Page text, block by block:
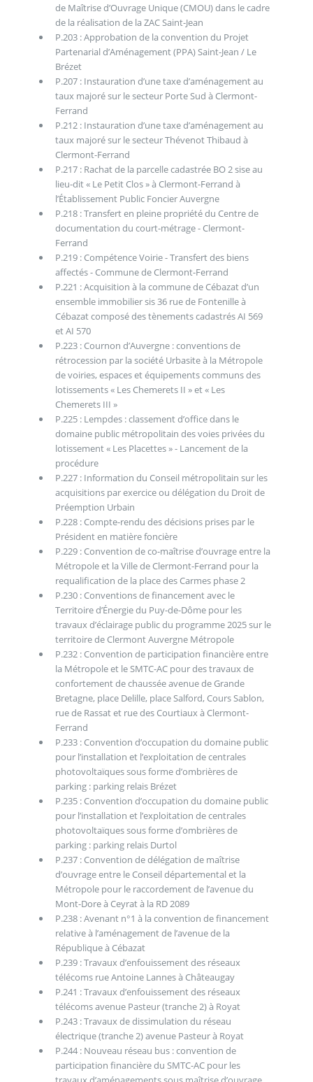
de Maîtrise d’Ouvrage Unique (CMOU) dans le cadre
de la réalisation de la ZAC Saint-Jean
P.203 : Approbation de la convention du Projet
Partenarial d’Aménagement (PPA) Saint-Jean / Le
Brézet
P.207 : Instauration d’une taxe d’aménagement au
taux majoré sur le secteur Porte Sud à Clermont-
Ferrand
P.212 : Instauration d’une taxe d’aménagement au
taux majoré sur le secteur Thévenot Thibaud à
Clermont-Ferrand
P.217 : Rachat de la parcelle cadastrée BO 2 sise au
lieu-dit « Le Petit Clos » à Clermont-Ferrand à
l’Établissement Public Foncier Auvergne
P.218 : Transfert en pleine propriété du Centre de
documentation du court-métrage - Clermont-
Ferrand
P.219 : Compétence Voirie - Transfert des biens
affectés - Commune de Clermont-Ferrand
P.221 : Acquisition à la commune de Cébazat d’un
ensemble immobilier sis 36 rue de Fontenille à
Cébazat composé des tènements cadastrés AI 569
et AI 570
P.223 : Cournon d’Auvergne : conventions de
rétrocession par la société Urbasite à la Métropole
de voiries, espaces et équipements communs des
lotissements « Les Chemerets II » et « Les
Chemerets III »
P.225 : Lempdes : classement d’office dans le
domaine public métropolitain des voies privées du
lotissement « Les Placettes » - Lancement de la
procédure
P.227 : Information du Conseil métropolitain sur les
acquisitions par exercice ou délégation du Droit de
Préemption Urbain
P.228 : Compte-rendu des décisions prises par le
Président en matière foncière
P.229 : Convention de co-maîtrise d’ouvrage entre la
Métropole et la Ville de Clermont-Ferrand pour la
requalification de la place des Carmes phase 2
P.230 : Conventions de financement avec le
Territoire d’Énergie du Puy-de-Dôme pour les
travaux d’éclairage public du programme 2025 sur le
territoire de Clermont Auvergne Métropole
P.232 : Convention de participation financière entre
la Métropole et le SMTC-AC pour des travaux de
confortement de chaussée avenue de Grande
Bretagne, place Delille, place Salford, Cours Sablon,
rue de Rassat et rue des Courtiaux à Clermont-
Ferrand
P.233 : Convention d’occupation du domaine public
pour l’installation et l’exploitation de centrales
photovoltaïques sous forme d’ombrières de
parking : parking relais Brézet
P.235 : Convention d’occupation du domaine public
pour l’installation et l’exploitation de centrales
photovoltaïques sous forme d’ombrières de
parking : parking relais Durtol
P.237 : Convention de délégation de maîtrise
d’ouvrage entre le Conseil départemental et la
Métropole pour le raccordement de l’avenue du
Mont-Dore à Ceyrat à la RD 2089
P.238 : Avenant n°1 à la convention de financement
relative à l’aménagement de l’avenue de la
République à Cébazat
P.239 : Travaux d’enfouissement des réseaux
télécoms rue Antoine Lannes à Châteaugay
P.241 : Travaux d’enfouissement des réseaux
télécoms avenue Pasteur (tranche 2) à Royat
P.243 : Travaux de dissimulation du réseau
électrique (tranche 2) avenue Pasteur à Royat
P.244 : Nouveau réseau bus : convention de
participation financière du SMTC-AC pour les